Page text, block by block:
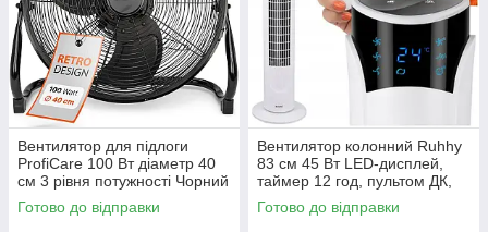
Вентилятор для підлоги
ProfiCare 100 Вт діаметр 40
см 3 рівня потужності Чорний
(PC-VL 3065 WM)
Готово до відправки
Вентилятор колонний Ruhhy
83 см 45 Вт LED-дисплей,
таймер 12 год, пультом ДК,
тиха робота Білий (27833)
Готово до відправки